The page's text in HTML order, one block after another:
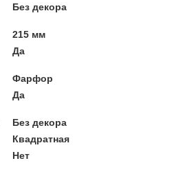
Без декора
215 мм
Да
Фарфор
Да
Без декора
Квадратная
Нет